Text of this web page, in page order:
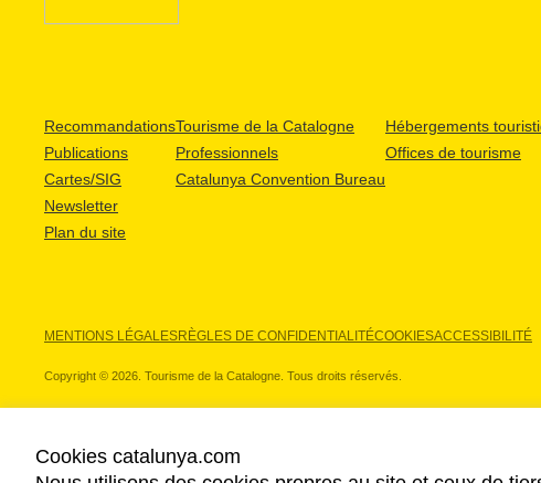
Recommandations
Publications
Cartes/SIG
Newsletter
Plan du site
Tourisme de la Catalogne
Professionnels
Catalunya Convention Bureau
Hébergements
Offices de tourisme
MENTIONS LÉGALESRÈGLES DE CONFIDENTIALITÉCOOKIESACCESSIBILITÉ
Copyright © 2026. Tourisme de la Catalogne. Tous droits réservés.
Cookies catalunya.com